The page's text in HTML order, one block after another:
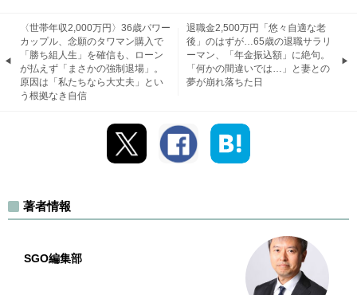
〈世帯年収2,000万円〉36歳パワー
カップル、念願のタワマン購入で
「勝ち組人生」を確信も、ローン
が払えず「まさかの強制退場」。
原因は「私たちなら大丈夫」とい
う根拠なき自信
退職金2,500万円「悠々自適な老
後」のはずが…65歳の退職サラリ
ーマン、「年金振込額」に絶句。
「何かの間違いでは…」と妻との
夢が崩れ落ちた日
著者情報
SGO編集部